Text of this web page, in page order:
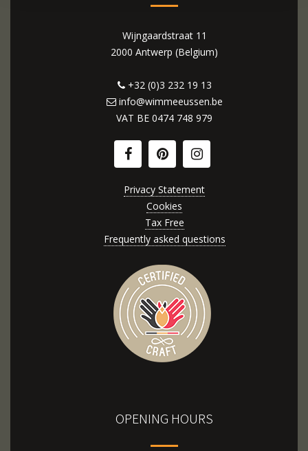
Wijngaardstraat 11
2000 Antwerp (Belgium)
+32 (0)3 232 19 13
info@wimmeeussen.be
VAT BE 0474 748 979
Privacy Statement
Cookies
Tax Free
Frequently asked questions
OPENING HOURS